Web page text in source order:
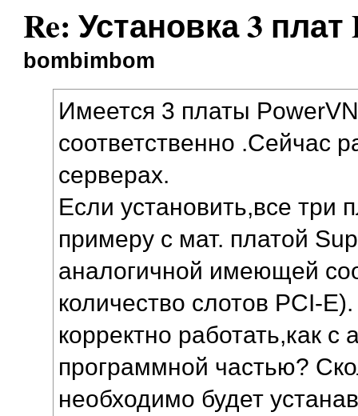
Re: Установка 3
bombimbom
Имеется 3 платы
соответственно .Сейчас
серверах.
Если установить,все три
примеру с мат. платой
аналогичной имеющей
количество слотов PCI-
корректно работать,как с
программной частью?
необходимо будет